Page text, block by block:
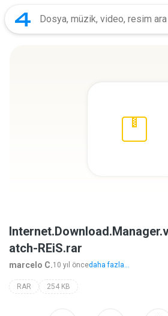
atch-REiS.rar
marcelo C.10 yıl öncedaha fazla...
RAR 254 KB